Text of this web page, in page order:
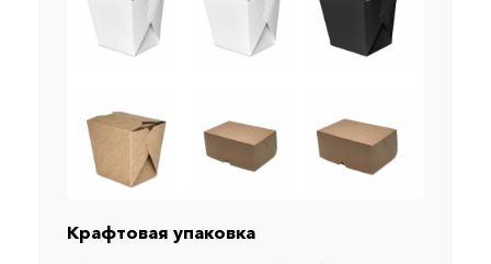
Крафтовая упаковка